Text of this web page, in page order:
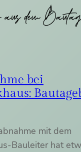
dem
bei
mit dem
Bauleiter hat